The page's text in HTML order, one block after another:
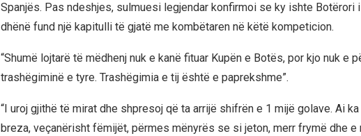
Spanjës. Pas ndeshjes, sulmuesi legjendar konfirmoi se ky ishte Botërori
dhënë fund një kapitulli të gjatë me kombëtaren në këtë kompeticion.
“Shumë lojtarë të mëdhenj nuk e kanë fituar Kupën e Botës, por kjo nuk e
trashëgiminë e tyre. Trashëgimia e tij është e paprekshme”.
“I uroj gjithë të mirat dhe shpresoj që ta arrijë shifrën e 1 mijë golave. Ai
breza, veçanërisht fëmijët, përmes mënyrës se si jeton, merr frymë dhe e